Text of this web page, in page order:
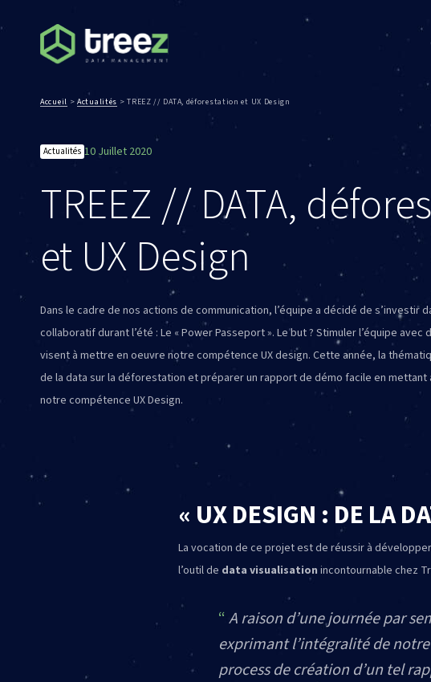
Accueil >Actualités > TREEZ // DATA, déforestation et UX Design
Actualités 10 Juillet 2020
TREEZ // DATA,
et UX Design
Dans le cadre de nos actions de communication, l’équipe a décidé de s’investir
collaboratif durant l’été : Le « Power Passeport ». Le but ? Stimuler l’équipe avec
visent à mettre en oeuvre notre compétence UX design. Cette année, la
de la data sur la déforestation et préparer un rapport de démo facile en mettant
notre compétence UX Design.
« UX DESIGN : DE LA
La vocation de ce projet est de réussir à
l’outil de data visualisation incontournable chez
A raison d’une journée par
exprimant l’intégralité de
process de création d’un tel